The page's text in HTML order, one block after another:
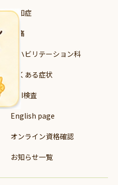
認知症
頭痛
リハビリテーション科
よくある症状
MRI検査
English page
オンライン資格確認
お知らせ一覧